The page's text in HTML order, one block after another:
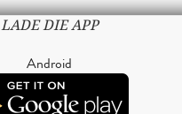
LADE DIE APP
Android